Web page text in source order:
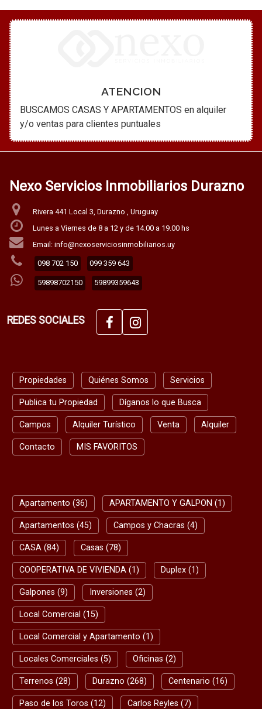
ATENCION
BUSCAMOS CASAS Y APARTAMENTOS en alquiler
y/o ventas para clientes puntuales
Nexo Servicios Inmobiliarios Durazno
Rivera 441 Local 3, Durazno , Uruguay
Lunes a Viernes de 8 a 12 y de 14.00 a 19.00 hs
Email: info@nexoserviciosinmobiliarios.uy
098 702 150 099 359 643
59898702150 59899359643
REDES SOCIALES
Propiedades Quiénes Somos Servicios
Publica tu Propiedad Díganos lo que Busca
Campos Alquiler Turístico Venta Alquiler
Contacto MIS FAVORITOS
Apartamento (36) APARTAMENTO Y GALPON (1)
Apartamentos (45) Campos y Chacras (4)
CASA (84) Casas (78)
COOPERATIVA DE VIVIENDA (1) Duplex (1)
Galpones (9) Inversiones (2)
Local Comercial (15)
Local Comercial y Apartamento (1)
Locales Comerciales (5) Oficinas (2)
Terrenos (28) Durazno (268) Centenario (16)
Paso de los Toros (12) Carlos Reyles (7)